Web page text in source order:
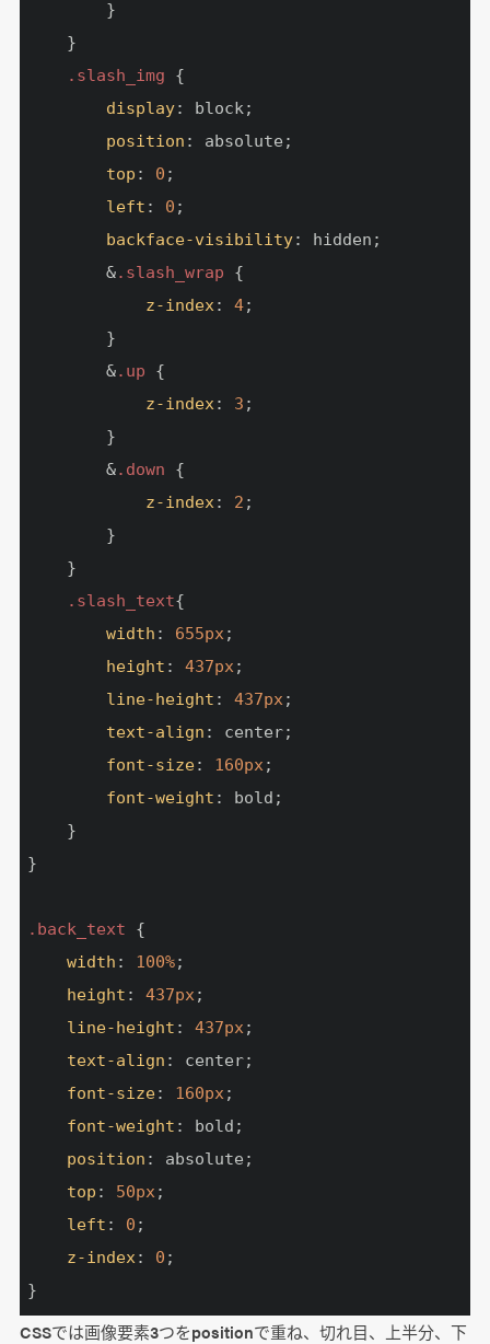
.slash_img {
display: block;
position : absolute;
top : 0 ;
left : 0 ;
backface-visibility: hidden;
        &
.slash_wrap {
z-index: 4;
        &
.up {
z-index: 3 ;
        &
.down {
z-index: 2 ;
.slash_text{
width : 655px;
height : 437px;
line-height : 437px;
text-align : center;
font-size: 160px;
font-weight : bold;
}
.back_text {
width : 100%;
height : 437px;
line-height : 437px;
text-align : center;
font-size: 160px;
font-weight : bold;
position : absolute;
top : 50px;
left : 0 ;
z-index: 0 ;
}
CSSでは画像要素3つをpositionで重ね、切れ目、上半分、下